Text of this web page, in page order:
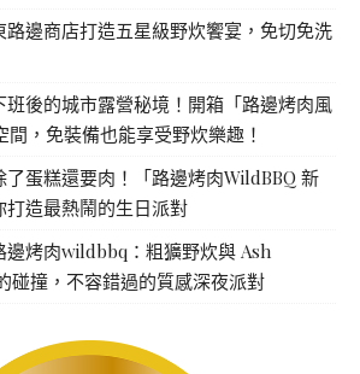
路邊商店打造五星級野炊饗宴，免切免洗
班後的城市露營秘境！開箱「路邊烤肉風
，免裝備也能享受野炊樂趣！
蛋糕還要肉！「路邊烤肉WildBBQ 新
打造最熱鬧的生日派對
邊烤肉wildbbq：粗獷野炊與 Ash
碰撞，不容錯過的質感深夜派對